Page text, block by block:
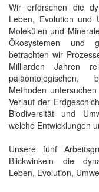
Wir erforschen die
Leben, Evolution
Molekülen und
Ökosystemen und
betrachten wir
Milliarden Jahren
paläontologischen,
Methoden
Verlauf der
Biodiversität und
welche Entwicklungen
Unsere fünf
Blickwinkeln die
Leben, Evolution,